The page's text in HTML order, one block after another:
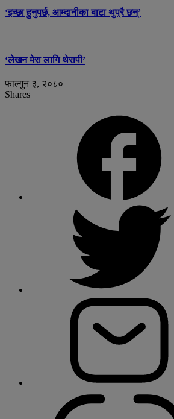
‘इच्छा हुनुपर्छ, आम्दानीका बाटा थुप्रै छन्’
‘लेखन मेरा लागि थेरापी’
फाल्गुन ३, २०८०
Shares